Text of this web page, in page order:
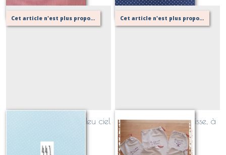
Cet article n'est plus proposé, retournez au menu principal ou contactez moi!
441 pois blanc fond bleu ciel
Sur demande
Cet article n'est plus proposé, retournez au menu principal ou contactez moi!
Lot de 5 sacs à coulisse, à
personnaliser
Sur demande